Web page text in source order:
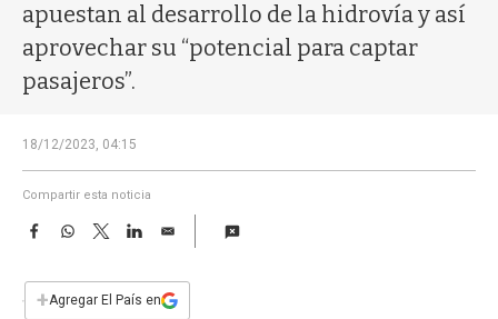
apuestan al desarrollo de la hidrovía y así
aprovechar su “potencial para captar
pasajeros”.
18/12/2023, 04:15
Compartir esta noticia
F
e
b
W
s
T
w
t
L
E
i
l
+Agregar El País en